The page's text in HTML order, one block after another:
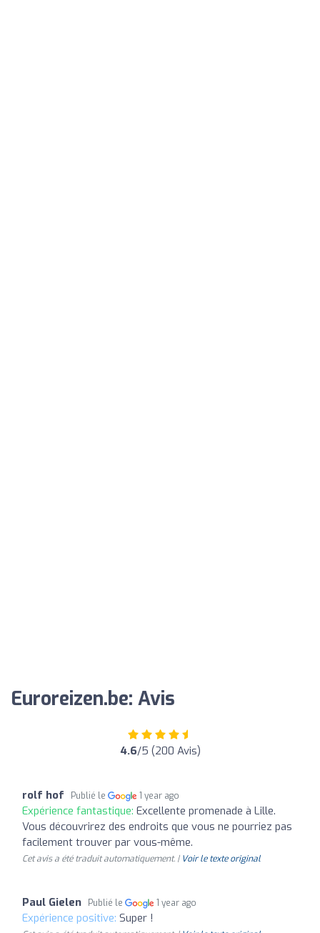
Euroreizen.be: Avis
4.6/5 (200 Avis)
rolf hof Publié le 1 year ago
Expérience fantastique: Excellente promenade à Lille.
Vous découvrirez des endroits que vous ne pourriez pas
facilement trouver par vous-même.
Cet avis a été traduit automatiquement. | Voir le texte original
Paul Gielen Publié le 1 year ago
Expérience positive: Super !